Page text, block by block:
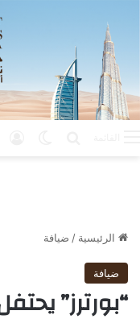
الرئيسية / ضيافة
ضيافة
“بورترز”